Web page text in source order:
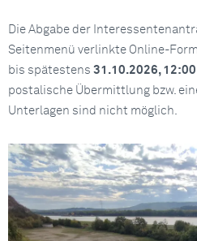
Die Abgabe der
Seitenmenü verlinkte Online-
bis spätestens 31.10.2026,
postalische Übermittlung bzw.
Unterlagen sind nicht möglich.